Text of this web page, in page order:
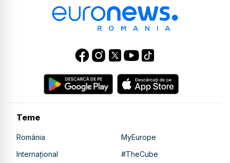
Teme
România
MyEurope
Internațional
#TheCube